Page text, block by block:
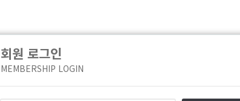
회원 로그인
MEMBERSHIP LOGIN